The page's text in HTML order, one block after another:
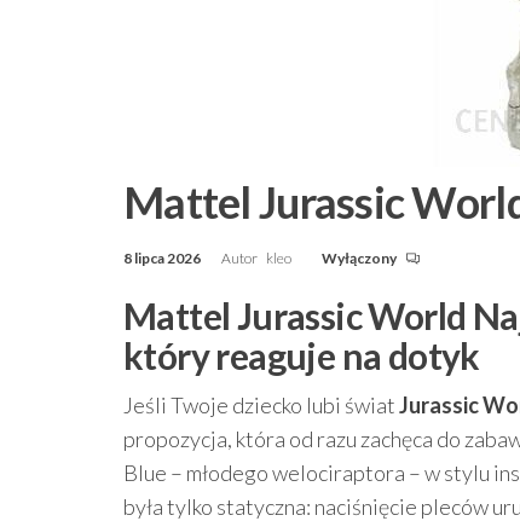
Mattel Jurassic
8 lipca 2026 Autor kleo Wyłączony
Mattel Jurassic World
który reaguje na dotyk
Jeśli Twoje dziecko lubi światJurassic
propozycja, która od razu zachęca do
Blue – młodego welociraptora – w stylu
była tylko statyczna: naciśnięcie pleców